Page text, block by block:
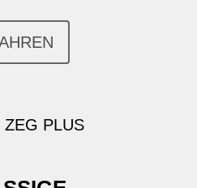
ZEG PLUS